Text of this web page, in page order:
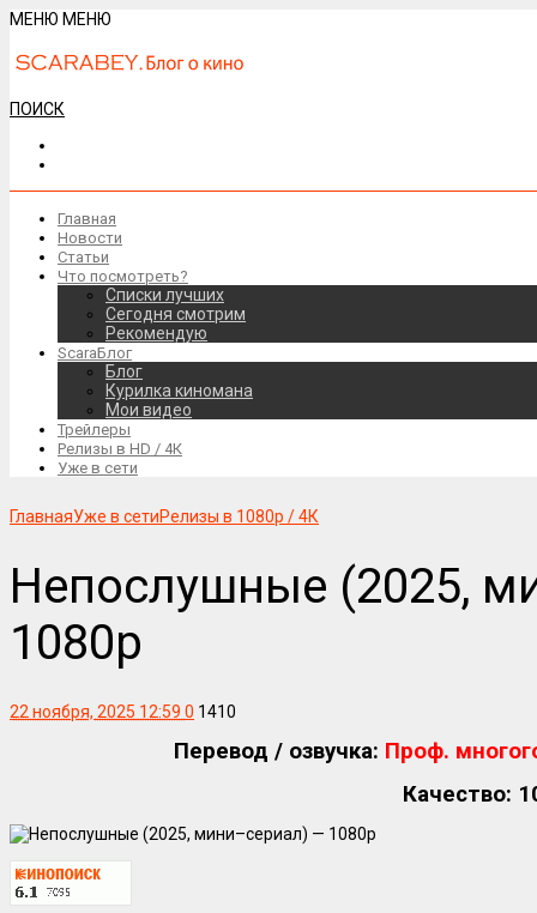
МЕНЮ МЕНЮ
ПОИСК
Главная
Новости
Статьи
Что посмотреть?
Списки лучших
Сегодня смотрим
Рекомендую
ScaraБлог
Блог
Курилка киномана
Мои видео
Трейлеры
Релизы в HD / 4К
Уже в сети
ГлавнаяУже в сетиРелизы в 1080р / 4К
Непослушные (2025,
1080р
22 ноября, 2025 12:59 0 1410
Перевод / озвучка: Проф.
Качество: